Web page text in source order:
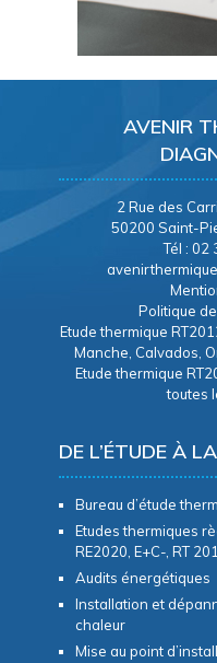
AVENIR
2 Rue des
50200 Saint-
Tél : 02
Politique
Etude thermique
Manche, Calvados,
Etude thermique
toutes
DE L’ÉTUDE À
Bureau d’étude
Etudes thermiques
RE2020, E+C-, RT
Audits énergétiques
Installation et
chaleur
Mise au point